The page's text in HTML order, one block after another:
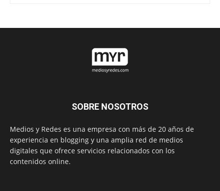
SOBRE NOSOTROS
Medios y Redes es una empresa con más de 20 años de
experiencia en blogging y una amplia red de medios
digitales que ofrece servicios relacionados con los
contenidos online.